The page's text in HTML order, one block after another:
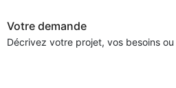
Votre demande
Décrivez votre projet, vos besoins